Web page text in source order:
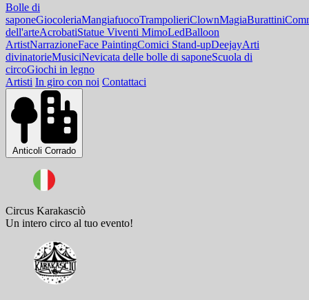
Bolle di
saponeGiocoleriaMangiafuocoTrampolieriClownMagiaBurattini
dell'arteAcrobatiStatue Viventi MimoLedBalloon
ArtistNarrazioneFace PaintingComici Stand-upDeejayArti
divinatorieMusiciNevicata delle bolle di saponeScuola di
circoGiochi in legno
Artisti In giro con noi Contattaci
Anticoli Corrado
Circus Karakasciò
Un intero circo al tuo evento!